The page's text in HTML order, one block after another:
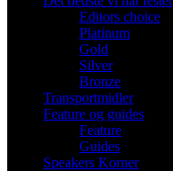
Editors choice
Platinum
Gold
Silver
Bronze
Transportmidler
Feature og guides
Feature
Guides
Speakers Korner